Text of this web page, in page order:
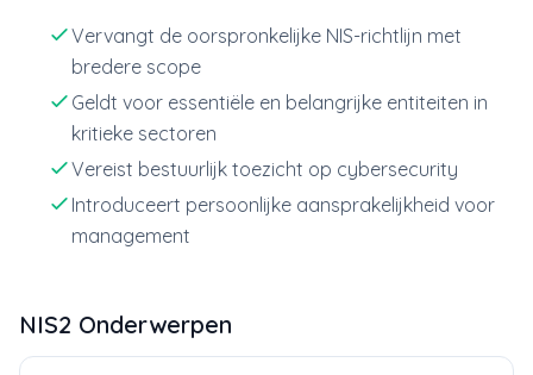
Vervangt de oorspronkelijke NIS-richtlijn met
bredere scope
Geldt voor essentiële en belangrijke entiteiten in
kritieke sectoren
Vereist bestuurlijk toezicht op cybersecurity
Introduceert persoonlijke aansprakelijkheid voor
management
NIS2 Onderwerpen